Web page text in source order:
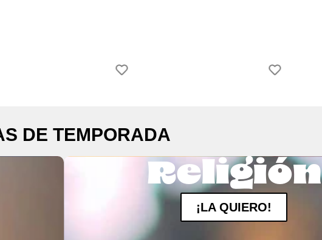
DE TEMPORADA
Religión
¡LA QUIERO!